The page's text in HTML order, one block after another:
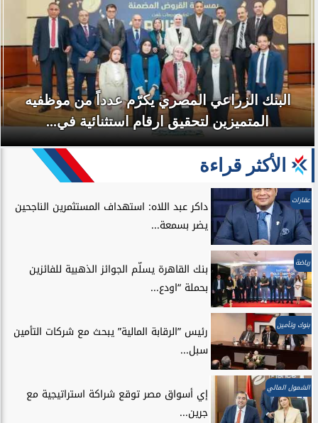
البنك الزراعي المصري يكرّم عدداً من موظفيه
المتميزين لتحقيق ارقام استثنائية في...
الأكثر قراءة
عقارات
داكر عبد اللاه: استهداف المستثمرين الناجحين
يضر بسمعة...
رياضة
بنك القاهرة يسلّم الجوائز الذهبية للفائزين
بحملة “اودع...
بنوك وتأمين
رئيس ”الرقابة المالية” يبحث مع شركات التأمين
سبل...
الشمول المالي
إي أسواق مصر توقع شراكة استراتيجية مع
جرين...